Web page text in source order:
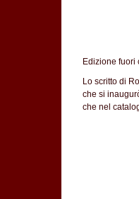
Edizione fuori
Lo scritto di
che si
che nel